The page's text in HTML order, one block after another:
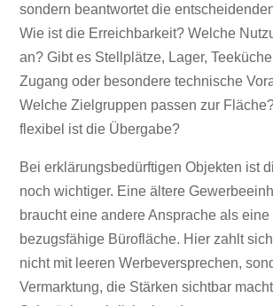
sondern beantwortet die
Wie ist die Erreichbarkeit? Welche
an? Gibt es Stellplätze, Lager,
Zugang oder besondere technische
Welche Zielgruppen passen zur
flexibel ist die Übergabe?
Bei erklärungsbedürftigen Objekten ist
noch wichtiger. Eine ältere
braucht eine andere Ansprache als eine
bezugsfähige Bürofläche. Hier zahlt
nicht mit leeren Werbeversprechen,
Vermarktung, die Stärken sichtbar